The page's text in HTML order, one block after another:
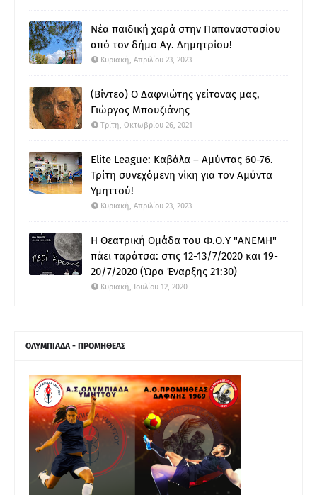
Νέα παιδική χαρά στην Παπαναστασίου
από τον δήμο Αγ. Δημητρίου!
Κυριακή, Απριλίου 23, 2023
(Βίντεο) Ο Δαφνιώτης γείτονας μας,
Γιώργος Μπουζιάνης
Τρίτη, Οκτωβρίου 26, 2021
Elite League: Καβάλα – Αμύντας 60-76.
Τρίτη συνεχόμενη νίκη για τον Αμύντα
Υμηττού!
Κυριακή, Απριλίου 23, 2023
Η Θεατρική Ομάδα του Φ.Ο.Υ "ΑΝΕΜΗ"
πάει ταράτσα: στις 12-13/7/2020 και 19-
20/7/2020 (Ώρα Έναρξης 21:30)
Κυριακή, Ιουλίου 12, 2020
ΟΛΥΜΠΙΑΔΑ - ΠΡΟΜΗΘΕΑΣ